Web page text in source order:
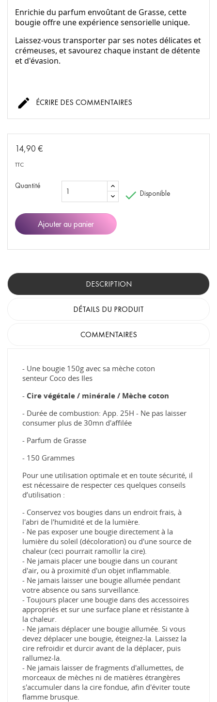
Enrichie du parfum envoûtant de Grasse, cette
bougie offre une expérience sensorielle unique.
Laissez-vous transporter par ses notes délicates et
crémeuses, et savourez chaque instant de détente
et d'évasion.
 ÉCRIRE DES COMMENTAIRES
14,90 €
TTC
Quantité
Ajouter au panier
 Disponible
DESCRIPTION
DÉTAILS DU PRODUIT
COMMENTAIRES
- Une bougie 150g avec sa mèche coton
senteur Coco des Iles
- Cire végétale / minérale / Mèche coton
- Durée de combustion: App. 25H - Ne pas laisser
consumer plus de 30mn d'affilée
- Parfum de Grasse
- 150 Grammes
Pour une utilisation optimale et en toute sécurité, il
est nécessaire de respecter ces quelques conseils
d’utilisation :
- Conservez vos bougies dans un endroit frais, à
l'abri de l'humidité et de la lumière.
- Ne pas exposer une bougie directement à la
lumière du soleil (décoloration) ou d'une source de
chaleur (ceci pourrait ramollir la cire).
- Ne jamais placer une bougie dans un courant
d'air, ou à proximité d'un objet inflammable.
- Ne jamais laisser une bougie allumée pendant
votre absence ou sans surveillance.
- Toujours placer une bougie dans des accessoires
appropriés et sur une surface plane et résistante à
la chaleur.
- Ne jamais déplacer une bougie allumée. Si vous
devez déplacer une bougie, éteignez-la. Laissez la
cire refroidir et durcir avant de la déplacer, puis
rallumez-la.
- Ne jamais laisser de fragments d'allumettes, de
morceaux de mèches ni de matières étrangères
s'accumuler dans la cire fondue, afin d'éviter toute
flamme brusque.